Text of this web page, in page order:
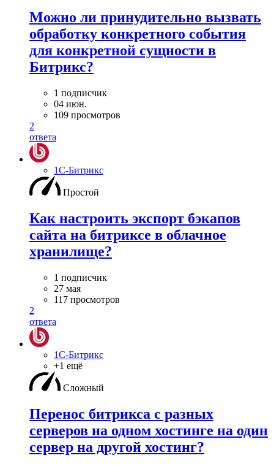
Можно ли принудительно вызвать
обработку конкретного события
для конкретной сущности в
Битрикс?
1 подписчик
04 июн.
109 просмотров
2
ответа
1С-Битрикс
Простой
Как настроить экспорт бэкапов
сайта на битриксе в облачное
хранилище?
1 подписчик
27 мая
117 просмотров
2
ответа
1С-Битрикс
+1 ещё
Сложный
Перенос битрикса с разных
серверов на одном хостинге на один
сервер на другой хостинг?